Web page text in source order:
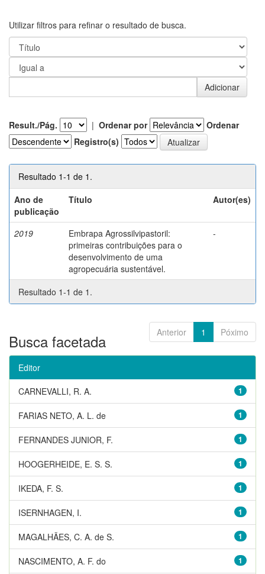
Utilizar filtros para refinar o resultado de busca.
Result./Pág. | Ordenar por
Ordenar
Registro(s)
Resultado 1-1 de 1.
Ano de
publicação
Título Autor(es)
2019
Embrapa Agrossilvipastoril:
primeiras contribuições para o
desenvolvimento de uma
agropecuária sustentável.
-
Resultado 1-1 de 1.
Anterior 1 Póximo
Busca facetada
Editor
1
CARNEVALLI, R. A.
1
FARIAS NETO, A. L. de
1
FERNANDES JUNIOR, F.
1
HOOGERHEIDE, E. S. S.
1
IKEDA, F. S.
1
ISERNHAGEN, I.
1
MAGALHÃES, C. A. de S.
1
NASCIMENTO, A. F. do